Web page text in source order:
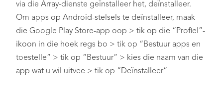
via die Array-dienste geïnstalleer het, deïnstalleer.
Om apps op Android-stelsels te deïnstalleer, maak
die Google Play Store-app oop > tik op die “Profiel”-
ikoon in die hoek regs bo > tik op “Bestuur apps en
toestelle” > tik op “Bestuur” > kies die naam van die
app wat u wil uitvee > tik op “Deïnstalleer”